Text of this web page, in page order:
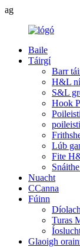
ag
Baile
Táirgí
Barr
H&L
S&L
Hook
Lúb
Fite
Nuacht
CCanna
Fúinn
Turas
Glaoigh